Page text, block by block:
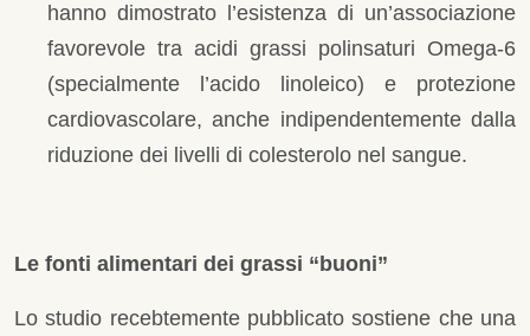
hanno dimostrato l’esistenza di un’associazione
favorevole tra acidi grassi polinsaturi Omega-6
(specialmente l’acido linoleico) e protezione
cardiovascolare, anche indipendentemente dalla
riduzione dei livelli di colesterolo nel sangue.
Le fonti alimentari dei grassi “buoni”
Lo studio recebtemente pubblicato sostiene che una